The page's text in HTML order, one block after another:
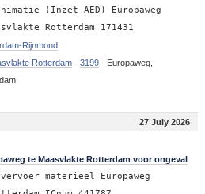
(Inzet AED) Europaweg
Rotterdam 171431
Rijnmond
Rotterdam- 3199- Europaweg,
27 July 2026
te Maasvlakte Rotterdam voor ongeval
materieel Europaweg